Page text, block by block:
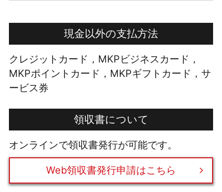
現金以外の支払方法
クレジットカード，MKPビジネスカード，
MKPポイントカード，MKPギフトカード，サ
ービス券
領収書について
オンラインで領収書発行が可能です。
Web領収書発行申請はこちら